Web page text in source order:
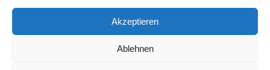
Akzeptieren
Ablehnen
- Animation - Texturing - Lighting - Shading - Rendering
For Commercials - Film - Presentations - Illustrations |
Werbung - Film - Präsentationen - Illustrationen